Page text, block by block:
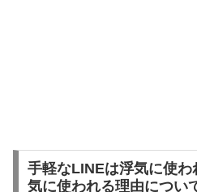
手軽なLINEは浮気に使
気に使われる理由につい